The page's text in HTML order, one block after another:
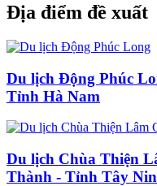
Địa điểm đề xuất
Du lịch Động Phúc
Tỉnh Hà Nam
Du lịch Chùa Thiện
Thành - Tỉnh Tây